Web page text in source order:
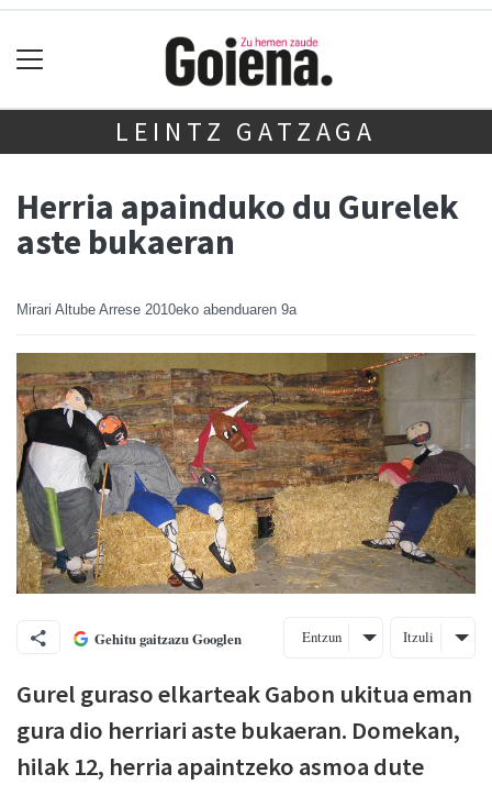
LEINTZ GATZAGA
Herria apainduko du Gurelek
aste bukaeran
Mirari Altube Arrese 2010eko abenduaren 9a
Gehitu gaitzazu Googlen Entzun Itzuli
Gurel guraso elkarteak Gabon ukitua eman
gura dio herriari aste bukaeran. Domekan,
hilak 12, herria apaintzeko asmoa dute